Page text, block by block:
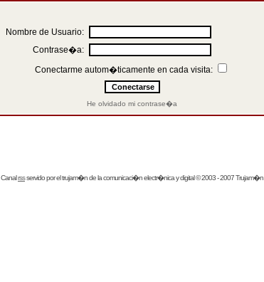
Nombre de Usuario:
Contrase�a:
Conectarme autom�ticamente en cada visita:
He olvidado mi contrase�a
Canalrssservido por eltrujam�nde la comunicaci�n electr�nica y digital © 2003 - 2007 Trujam�n